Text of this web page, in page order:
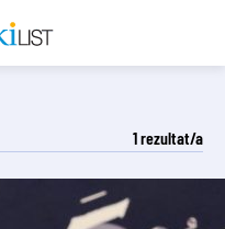
1rezultat/a